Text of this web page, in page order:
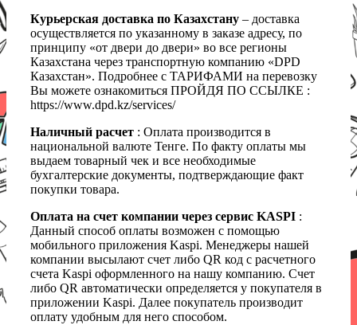
Курьерская доставка по Казахстану – доставка
осуществляется по указанному в заказе адресу, по
принципу «от двери до двери» во все регионы
Казахстана через транспортную компанию «DPD
Казахстан». Подробнее с ТАРИФАМИ на перевозку
Вы можете ознакомиться ПРОЙДЯ ПО ССЫЛКЕ :
https://www.dpd.kz/services/
Наличный расчет : Оплата производится в
национальной валюте Тенге. По факту оплаты мы
выдаем товарный чек и все необходимые
бухгалтерские документы, подтверждающие факт
покупки товара.
Оплата на счет компании через сервис KASPI :
Данный способ оплаты возможен с помощью
мобильного приложения Kaspi. Менеджеры нашей
компании высылают счет либо QR код с расчетного
счета Kaspi оформленного на нашу компанию. Счет
либо QR автоматически определяется у покупателя в
приложении Kaspi. Далее покупатель производит
оплату удобным для него способом.